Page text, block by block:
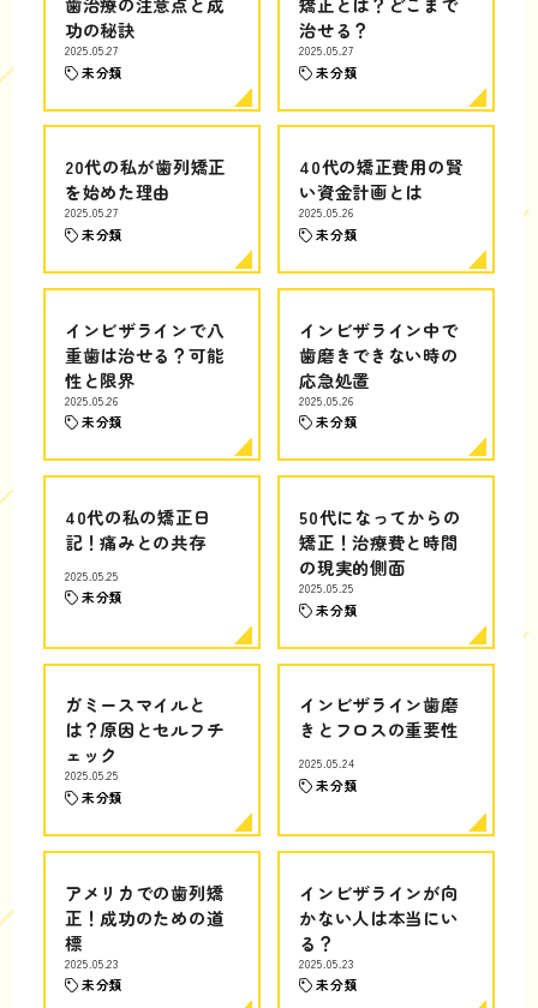
功の秘訣
2025.05.27
未分類
治せる？
2025.05.27
未分類
20代の私が歯列矯正
を始めた理由
2025.05.27
未分類
40代の矯正費用の賢
い資金計画とは
2025.05.26
未分類
インビザラインで八
重歯は治せる？可能
性と限界
2025.05.26
未分類
インビザライン中で
歯磨きできない時の
応急処置
2025.05.26
未分類
40代の私の矯正日
記！痛みとの共存
2025.05.25
未分類
50代になってからの
矯正！治療費と時間
の現実的側面
2025.05.25
未分類
ガミースマイルと
は？原因とセルフチ
ェック
2025.05.25
未分類
インビザライン歯磨
きとフロスの重要性
2025.05.24
未分類
アメリカでの歯列矯
正！成功のための道
標
2025.05.23
未分類
インビザラインが向
かない人は本当にい
る？
2025.05.23
未分類